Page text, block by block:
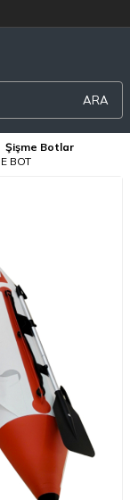
ARA
Şişme Botlar
BOT